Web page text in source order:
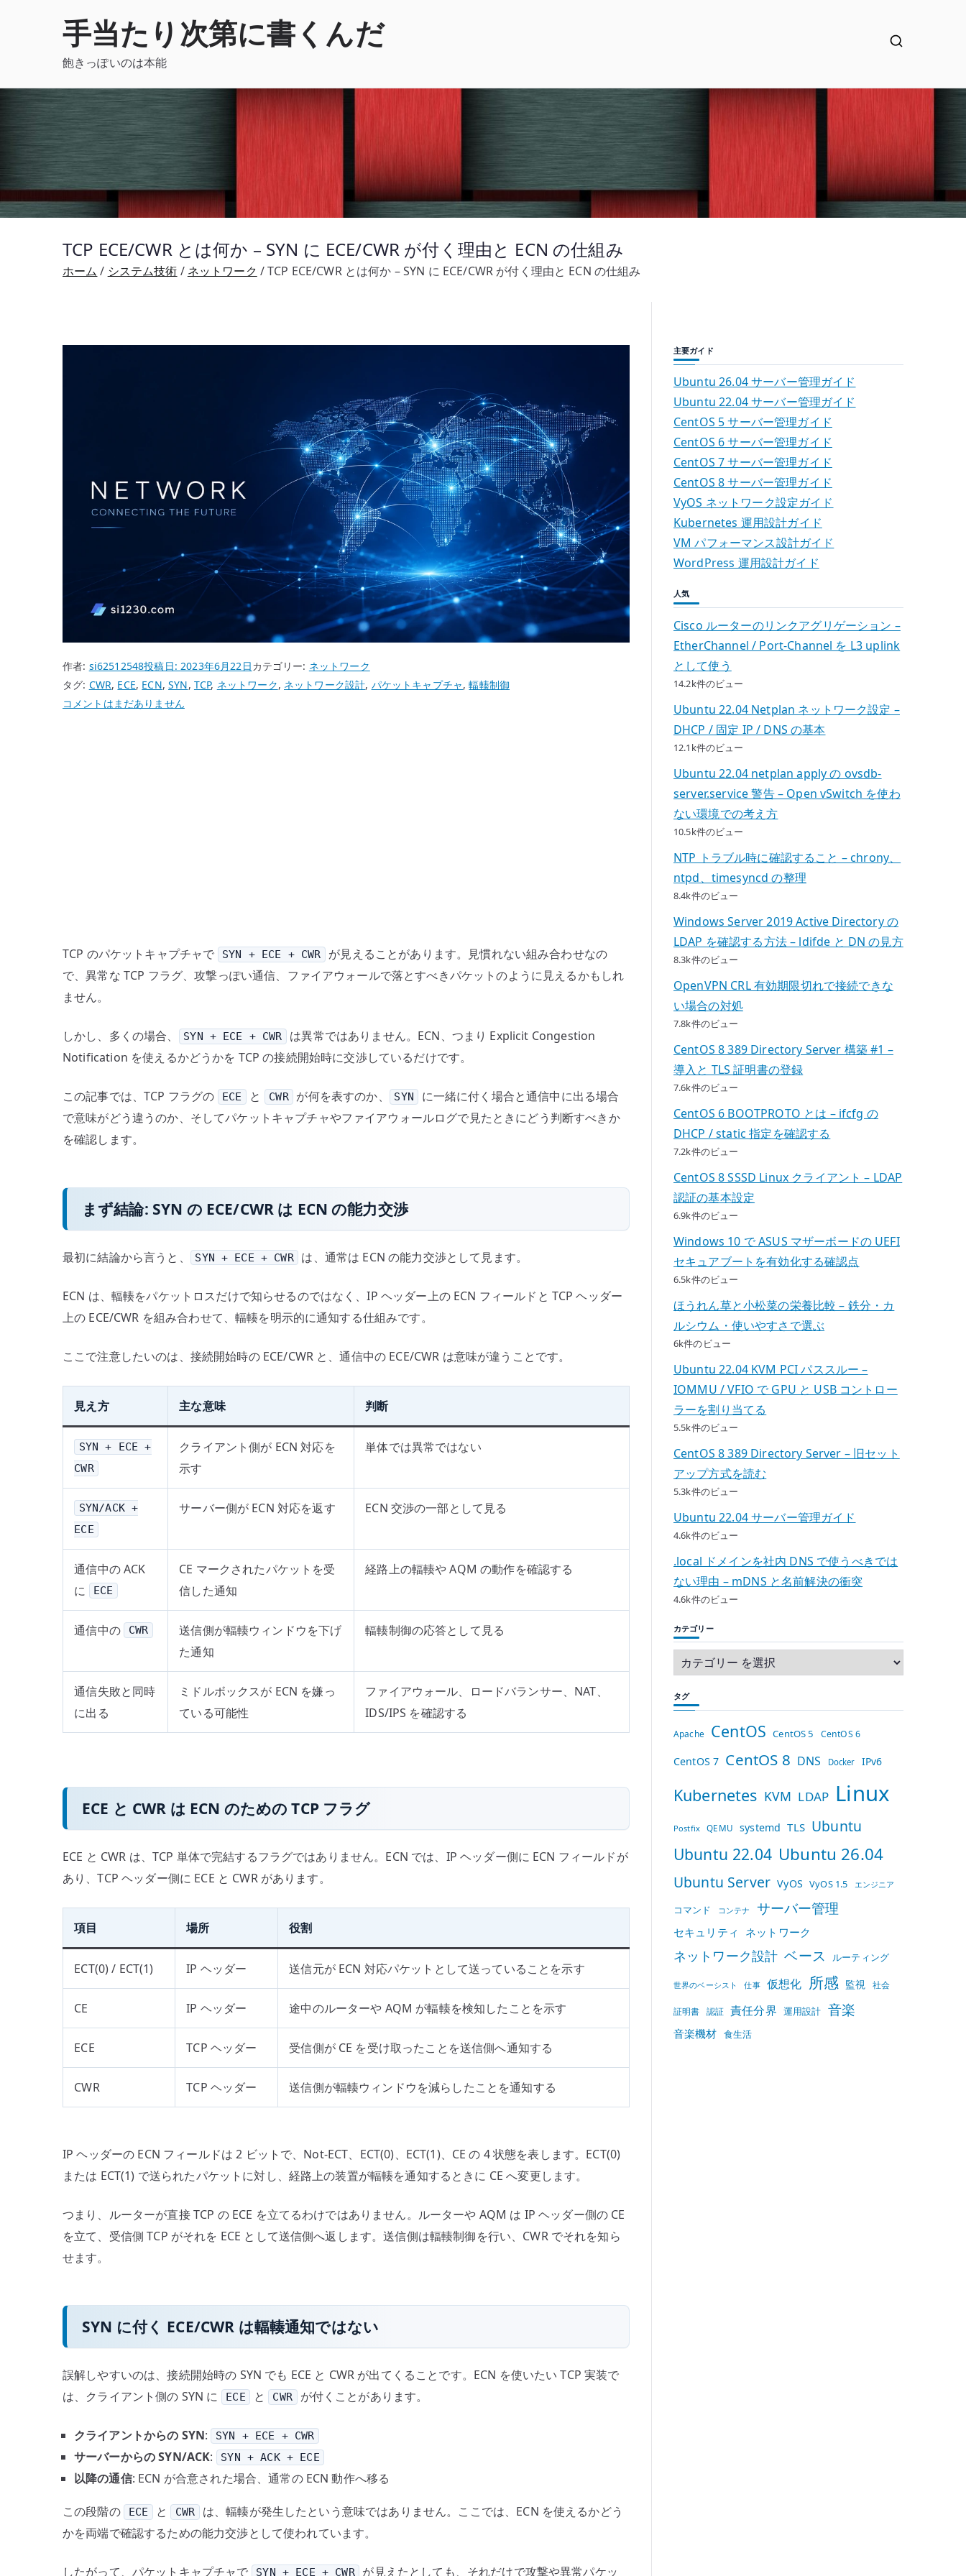
手当たり次第に書くんだ
飽きっぽいのは本能
TCP ECE/CWR とは何か – SYN に ECE/CWR が付く理由と ECN の仕組み
ホーム システム技術 ネットワーク TCP ECE/CWR とは何か – SYN に ECE/CWR が付く理由と ECN の仕組み
作者: si62512548投稿日:2023年6月22日カテゴリー: ネットワーク
タグ: CWR, ECE, ECN,SYN, TCP, ネットワーク, ネットワーク設計, パケットキャプチャ,輻輳制御
TCP
と
ECN
仕
組
へ
の
コメントはまだありません
TCP のパケットキャプチャで SYN + ECE + CWR
が見えることがあります。見慣れない組み合わせなの
で、異常な TCP フラグ、攻撃っぽい通信、ファイアウォールで落とすべきパケットのように見えるかもしれ
ません。
しかし、多くの場合、 SYN + ECE + CWR
は異常ではありません。ECN、つまり Explicit Congestion
Notification を使えるかどうかを TCP の接続開始時に交渉しているだけです。
この記事では、TCP フラグの ECE と CWR が何を表すのか、 SYN
に一緒に付く場合と通信中に出る場合
で意味がどう違うのか、そしてパケットキャプチャやファイアウォールログで見たときにどう判断すべきか
を確認します。
まず結論: SYN の ECE/CWR は ECN の能力交渉
最初に結論から言うと、 SYN + ECE + CWR は、通常は ECN の能力交渉として見ます。
ECN は、輻輳をパケットロスだけで知らせるのではなく、IP ヘッダー上の ECN フィールドと TCP ヘッダー
上の ECE/CWR を組み合わせて、輻輳を明示的に通知する仕組みです。
ここで注意したいのは、接続開始時の ECE/CWR と、通信中の ECE/CWR は意味が違うことです。
見え方 主な意味 判断
SYN + ECE +
CWR
クライアント側が ECN 対応を
示す
単体では異常ではない
SYN/ACK +
ECE
サーバー側が ECN 対応を返す ECN 交渉の一部として見る
通信中の ACK
に
ECE
CE マークされたパケットを受
信した通知
経路上の輻輳や AQM の動作を確認する
通信中の CWR
送信側が輻輳ウィンドウを下げ
た通知
輻輳制御の応答として見る
通信失敗と同時
に出る
ミドルボックスが ECN を嫌っ
ている可能性
ファイアウォール、ロードバランサー、NAT、
IDS/IPS を確認する
ECE と CWR は ECN のための TCP フラグ
ECE と CWR は、TCP 単体で完結するフラグではありません。ECN では、IP ヘッダー側に ECN フィールドが
あり、TCP ヘッダー側に ECE と CWR があります。
項目 場所 役割
ECT(0) / ECT(1) IP ヘッダー 送信元が ECN 対応パケットとして送っていることを示す
CE IP ヘッダー 途中のルーターや AQM が輻輳を検知したことを示す
ECE TCP ヘッダー 受信側が CE を受け取ったことを送信側へ通知する
CWR TCP ヘッダー 送信側が輻輳ウィンドウを減らしたことを通知する
IP ヘッダーの ECN フィールドは 2 ビットで、Not-ECT、ECT(0)、ECT(1)、CE の 4 状態を表します。ECT(0)
または ECT(1) で送られたパケットに対し、経路上の装置が輻輳を通知するときに CE へ変更します。
つまり、ルーターが直接 TCP の ECE を立てるわけではありません。ルーターや AQM は IP ヘッダー側の CE
を立て、受信側 TCP がそれを ECE として送信側へ返します。送信側は輻輳制御を行い、CWR でそれを知ら
せます。
SYN に付く ECE/CWR は輻輳通知ではない
誤解しやすいのは、接続開始時の SYN でも ECE と CWR が出てくることです。ECN を使いたい TCP 実装で
は、クライアント側の SYN に
ECE と CWR が付くことがあります。
クライアントからの SYN: SYN + ECE + CWR
サーバーからの SYN/ACK: SYN + ACK + ECE
以降の通信: ECN が合意された場合、通常の ECN 動作へ移る
この段階の ECE と CWR
は、輻輳が発生したという意味ではありません。ここでは、ECN を使えるかどう
かを両端で確認するための能力交渉として使われています。
したがって、パケットキャプチャで SYN + ECE + CWR が見えたとしても、それだけで攻撃や異常パケッ
主要ガイド
Ubuntu 26.04 サーバー管理ガイド
Ubuntu 22.04 サーバー管理ガイド
CentOS 5 サーバー管理ガイド
CentOS 6 サーバー管理ガイド
CentOS 7 サーバー管理ガイド
CentOS 8 サーバー管理ガイド
VyOS ネットワーク設定ガイド
Kubernetes 運用設計ガイド
VM パフォーマンス設計ガイド
WordPress 運用設計ガイド
人気
Cisco ルーターのリンクアグリゲーション –
EtherChannel / Port-Channel を L3 uplink
として使う
14.2k件のビュー
Ubuntu 22.04 Netplan ネットワーク設定 –
DHCP / 固定 IP / DNS の基本
12.1k件のビュー
Ubuntu 22.04 netplan apply の ovsdb-
server.service 警告 – Open vSwitch を使わ
ない環境での考え方
10.5k件のビュー
NTP トラブル時に確認すること – chrony、
ntpd、timesyncd の整理
8.4k件のビュー
Windows Server 2019 Active Directory の
LDAP を確認する方法 – ldifde と DN の見方
8.3k件のビュー
OpenVPN CRL 有効期限切れで接続できな
い場合の対処
7.8k件のビュー
CentOS 8 389 Directory Server 構築 #1 –
導入と TLS 証明書の登録
7.6k件のビュー
CentOS 6 BOOTPROTO とは – ifcfg の
DHCP / static 指定を確認する
7.2k件のビュー
CentOS 8 SSSD Linux クライアント – LDAP
認証の基本設定
6.9k件のビュー
Windows 10 で ASUS マザーボードの UEFI
セキュアブートを有効化する確認点
6.5k件のビュー
ほうれん草と小松菜の栄養比較 – 鉄分・カ
ルシウム・使いやすさで選ぶ
6k件のビュー
Ubuntu 22.04 KVM PCI パススルー –
IOMMU / VFIO で GPU と USB コントロー
ラーを割り当てる
5.5k件のビュー
CentOS 8 389 Directory Server – 旧セット
アップ方式を読む
5.3k件のビュー
Ubuntu 22.04 サーバー管理ガイド
4.6k件のビュー
.local ドメインを社内 DNS で使うべきでは
ない理由 – mDNS と名前解決の衝突
4.6k件のビュー
カテゴリー
タグ
Apache CentOS CentOS 5 CentOS 6
CentOS 7 CentOS 8 DNS Docker IPv6
Kubernetes KVM LDAP Linux
Postfix QEMU systemd TLS Ubuntu
Ubuntu 22.04 Ubuntu 26.04
Ubuntu Server VyOS VyOS 1.5 エンジニア
コマンド コンテナ サーバー管理
セキュリティ ネットワーク
ネットワーク設計 ベース ルーティング
世界のベーシスト 仕事 仮想化 所感 監視 社会
証明書 認証 責任分界 運用設計 音楽
音楽機材 食生活